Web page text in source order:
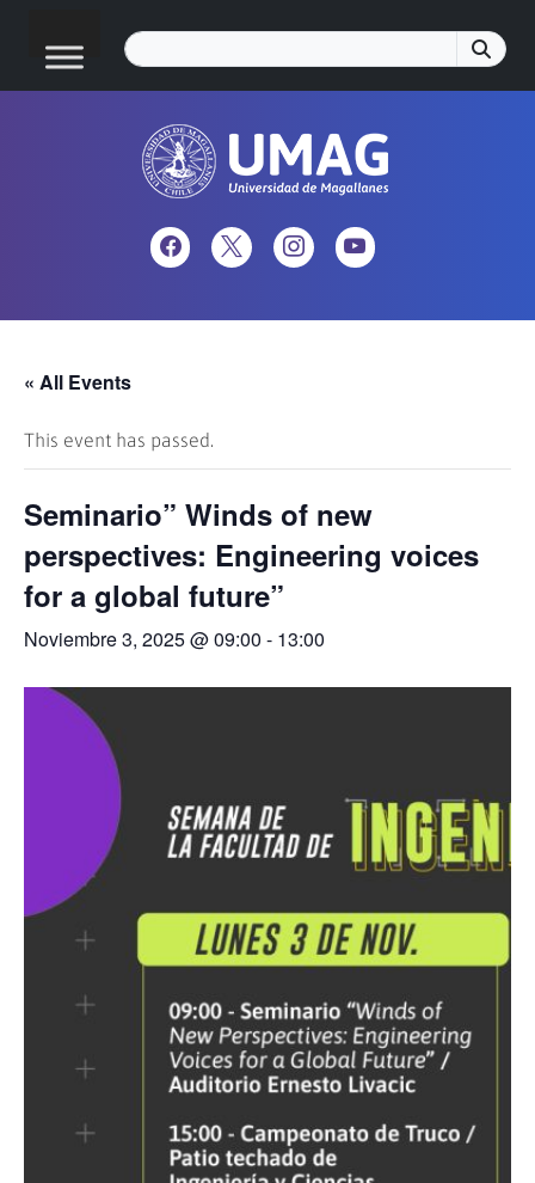
« All Events
This event has passed.
Seminario” Winds of new
perspectives: Engineering voices
for a global future”
Noviembre 3, 2025 @ 09:00 - 13:00